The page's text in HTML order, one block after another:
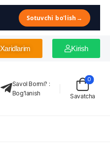
Sotuvchi bo'lish →
Xaridlarim Kirish
Savol Bormi? :
Bog'lanish
Savatcha
0